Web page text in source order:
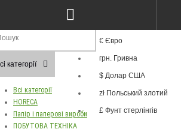
€ Євро
грн. Гривна
$ Долар США
zł Польський злотий
£ Фунт стерлінгів
Russian
Українська
категорії
Всі категорії
HORECA
Папір і паперові вироби
ПОБУТОВА ТЕХНІКА